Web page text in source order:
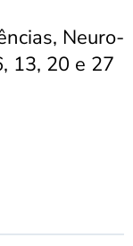
Neuro-
13, 20 e 27